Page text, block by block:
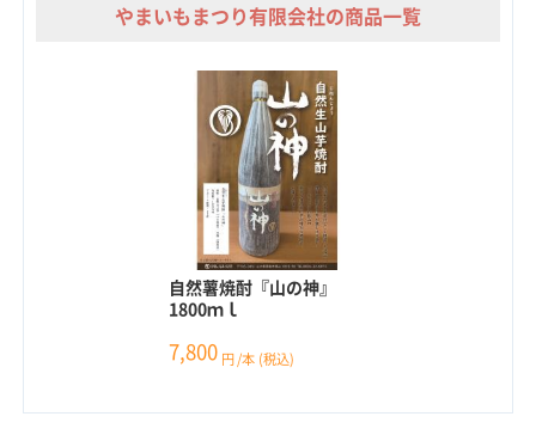
やまいもまつり有限会社の商品一覧
自然薯焼酎『山の神』
1800ｍｌ
7,800 円 /本 (税込)